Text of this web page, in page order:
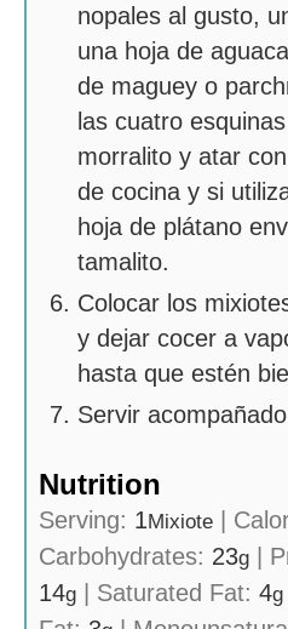
nopales al gusto,
una hoja de
de maguey o
las cuatro
morralito y atar
de cocina y si
hoja de plátano
tamalito.
Colocar los
y dejar cocer a
hasta que estén
Servir
Nutrition
Serving: 1Mixiote
Carbohydrates: 23g
14g Saturated Fat: 4g